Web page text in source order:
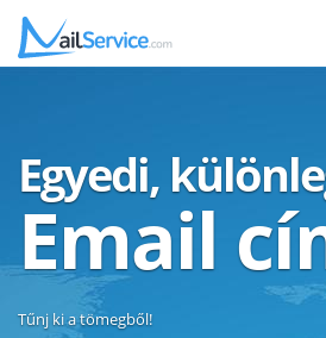
Egyedi,
Email
Tűnj ki a tömegből!